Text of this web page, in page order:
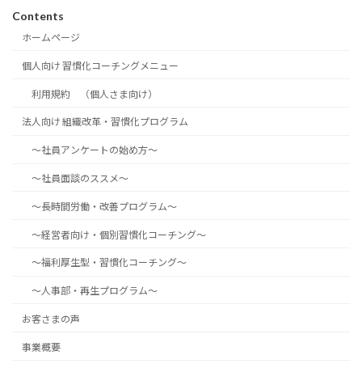
Contents
ホームページ
個人向け 習慣化コーチングメニュー
利用規約 （個人さま向け）
法人向け 組織改革・習慣化プログラム
～社員アンケートの始め方～
～社員面談のススメ～
～長時間労働・改善プログラム～
～経営者向け・個別習慣化コーチング～
～福利厚生型・習慣化コーチング～
～人事部・再生プログラム～
お客さまの声
事業概要